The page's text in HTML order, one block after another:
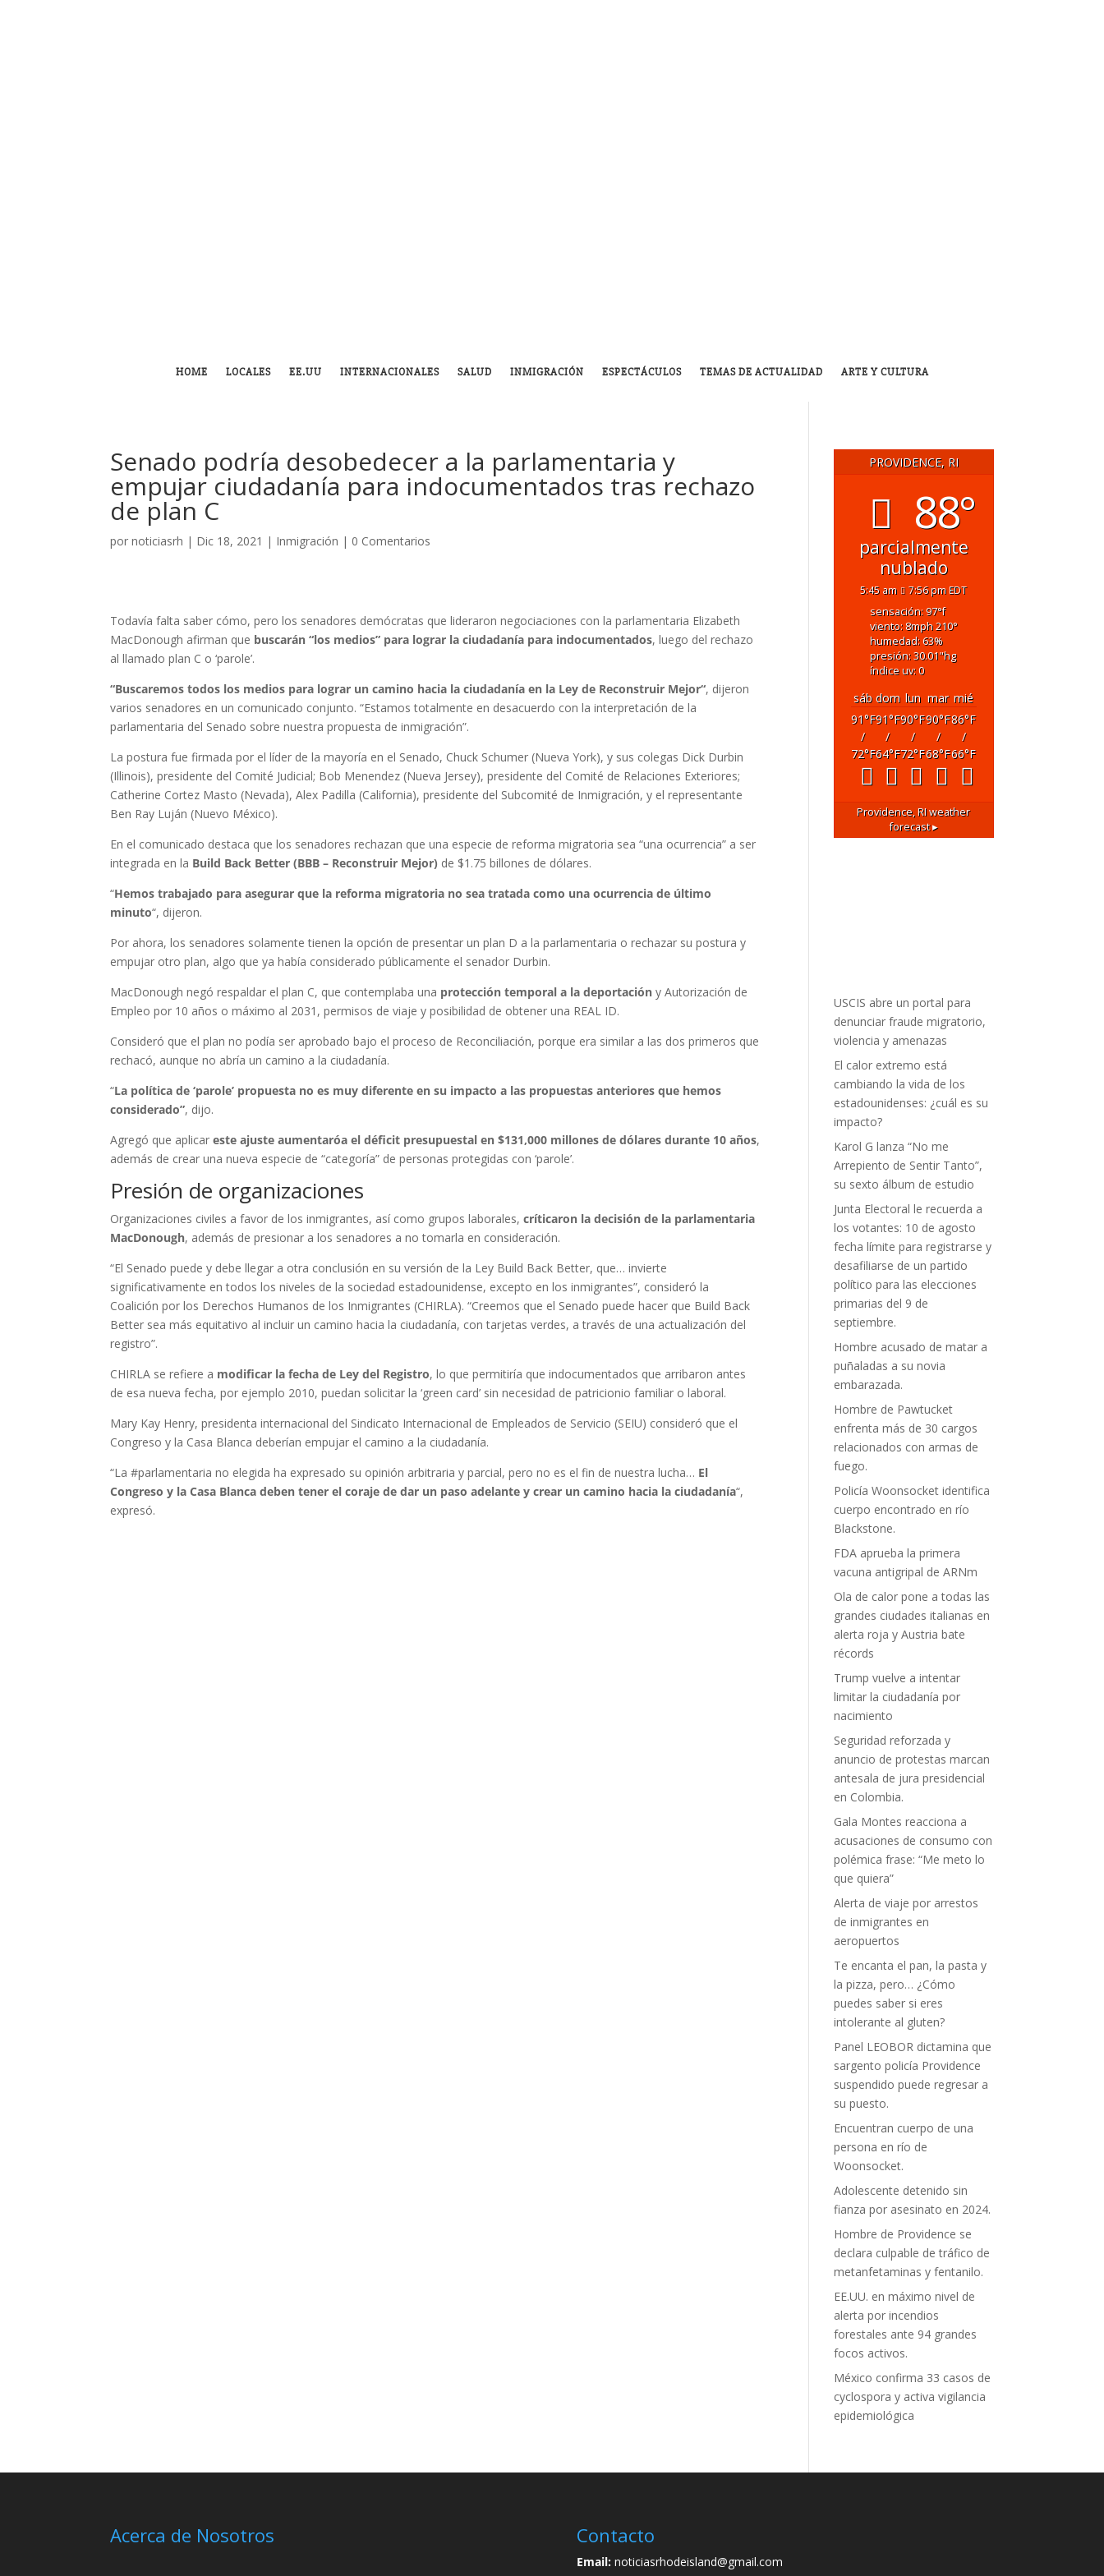
HOME LOCALES EE.UU INTERNACIONALES SALUD INMIGRACIÓN ESPECTÁCULOS TEMAS DE ACTUALIDAD ARTE Y CULTURA
Senado podría desobedecer a la parlamentaria y
empujar ciudadanía para indocumentados tras rechazo
de plan C
pornoticiasrh | Dic 18, 2021 | Inmigración | 0 Comentarios
Todavía falta saber cómo, pero los senadores demócratas que lideraron negociaciones con la parlamentaria Elizabeth
MacDonough afirman que buscarán “los medios” para lograr la ciudadanía para indocumentados, luego del rechazo
al llamado plan C o ‘parole’.
“Buscaremos todos los medios para lograr un camino hacia la ciudadanía en la Ley de Reconstruir Mejor“, dijeron
varios senadores en un comunicado conjunto. “Estamos totalmente en desacuerdo con la interpretación de la
parlamentaria del Senado sobre nuestra propuesta de inmigración”.
La postura fue firmada por el líder de la mayoría en el Senado, Chuck Schumer (Nueva York), y sus colegas Dick Durbin
(Illinois), presidente del Comité Judicial; Bob Menendez (Nueva Jersey), presidente del Comité de Relaciones Exteriores;
Catherine Cortez Masto (Nevada), Alex Padilla (California), presidente del Subcomité de Inmigración, y el representante
Ben Ray Luján (Nuevo México).
En el comunicado destaca que los senadores rechazan que una especie de reforma migratoria sea “una ocurrencia” a ser
integrada en la Build Back Better (BBB – Reconstruir Mejor) de $1.75 billones de dólares.
“Hemos trabajado para asegurar que la reforma migratoria no sea tratada como una ocurrencia de último
minuto“, dijeron.
Por ahora, los senadores solamente tienen la opción de presentar un plan D a la parlamentaria o rechazar su postura y
empujar otro plan, algo que ya había considerado públicamente el senador Durbin.
MacDonough negó respaldar el plan C, que contemplaba una protección temporal a la deportación y Autorización de
Empleo por 10 años o máximo al 2031, permisos de viaje y posibilidad de obtener una REAL ID.
Consideró que el plan no podía ser aprobado bajo el proceso de Reconciliación, porque era similar a las dos primeros que
rechacó, aunque no abría un camino a la ciudadanía.
“La política de ‘parole’ propuesta no es muy diferente en su impacto a las propuestas anteriores que hemos
considerado”, dijo.
Agregó que aplicareste ajuste aumentaróa el déficit presupuestal en $131,000 millones de dólares durante 10 años,
además de crear una nueva especie de “categoría” de personas protegidas con ‘parole’.
Presión de organizaciones
Organizaciones civiles a favor de los inmigrantes, así como grupos laborales,críticaron la decisión de la parlamentaria
MacDonough, además de presionar a los senadores a no tomarla en consideración.
“El Senado puede y debe llegar a otra conclusión en su versión de la Ley Build Back Better, que… invierte
significativamente en todos los niveles de la sociedad estadounidense, excepto en los inmigrantes”, consideró la
Coalición por los Derechos Humanos de los Inmigrantes (CHIRLA). “Creemos que el Senado puede hacer que Build Back
Better sea más equitativo al incluir un camino hacia la ciudadanía, con tarjetas verdes, a través de una actualización del
registro”.
CHIRLA se refiere a modificar la fecha de Ley del Registro, lo que permitiría que indocumentados que arribaron antes
de esa nueva fecha, por ejemplo 2010, puedan solicitar la ‘green card’ sin necesidad de patricionio familiar o laboral.
Mary Kay Henry, presidenta internacional del Sindicato Internacional de Empleados de Servicio (SEIU) consideró que el
Congreso y la Casa Blanca deberían empujar el camino a la ciudadanía.
“La #parlamentaria no elegida ha expresado su opinión arbitraria y parcial, pero no es el fin de nuestra lucha… El
Congreso y la Casa Blanca deben tener el coraje de dar un paso adelante y crear un camino hacia la ciudadanía“,
expresó.
PROVIDENCE, RI
88°
parcialmente
nublado
5:45 am 7:56 pm EDT
sensación: 97°f
viento: 8mph210°
humedad: 63%
presión: 30.01"hg
índice uv: 0
sáb dom lun mar mié
91°F
/
72°F
91°F
/
64°F
90°F
/
72°F
90°F
/
68°F
86°F
/
66°F
Providence, RIweather
forecast ▸
USCIS abre un portal para
denunciar fraude migratorio,
violencia y amenazas
El calor extremo está
cambiando la vida de los
estadounidenses: ¿cuál es su
impacto?
Karol G lanza “No me
Arrepiento de Sentir Tanto”,
su sexto álbum de estudio
Junta Electoral le recuerda a
los votantes: 10 de agosto
fecha límite para registrarse y
desafiliarse de un partido
político para las elecciones
primarias del 9 de
septiembre.
Hombre acusado de matar a
puñaladas a su novia
embarazada.
Hombre de Pawtucket
enfrenta más de 30 cargos
relacionados con armas de
fuego.
Policía Woonsocket identifica
cuerpo encontrado en río
Blackstone.
FDA aprueba la primera
vacuna antigripal de ARNm
Ola de calor pone a todas las
grandes ciudades italianas en
alerta roja y Austria bate
récords
Trump vuelve a intentar
limitar la ciudadanía por
nacimiento
Seguridad reforzada y
anuncio de protestas marcan
antesala de jura presidencial
en Colombia.
Gala Montes reacciona a
acusaciones de consumo con
polémica frase: “Me meto lo
que quiera”
Alerta de viaje por arrestos
de inmigrantes en
aeropuertos
Te encanta el pan, la pasta y
la pizza, pero… ¿Cómo
puedes saber si eres
intolerante al gluten?
Panel LEOBOR dictamina que
sargento policía Providence
suspendido puede regresar a
su puesto.
Encuentran cuerpo de una
persona en río de
Woonsocket.
Adolescente detenido sin
fianza por asesinato en 2024.
Hombre de Providence se
declara culpable de tráfico de
metanfetaminas y fentanilo.
EE.UU. en máximo nivel de
alerta por incendios
forestales ante 94 grandes
focos activos.
México confirma 33 casos de
cyclospora y activa vigilancia
epidemiológica
Acerca de Nosotros Contacto
Email:noticiasrhodeisland@gmail.com